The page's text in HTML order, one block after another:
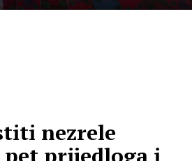
nezrele
pet prijedloga i